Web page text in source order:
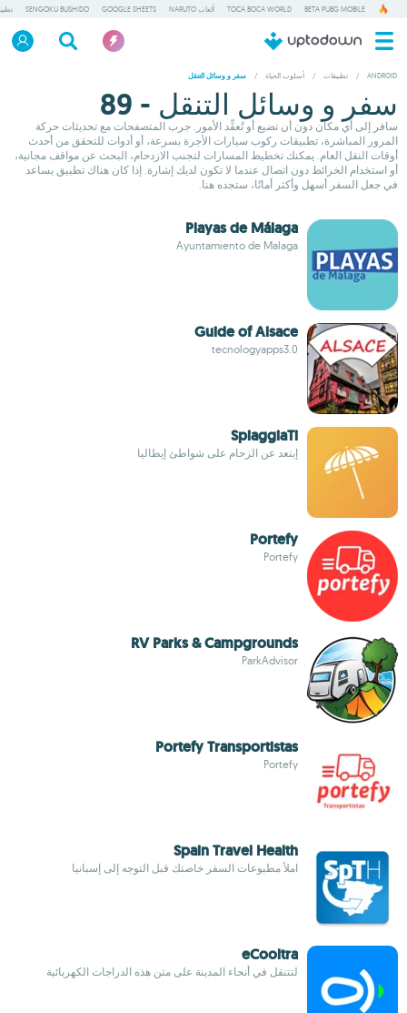
BETA PUBG MOBILE
TOCA BOCA WORLD ألعاب NARUTO GOOGLE SHEETS
SENGOKU BUSHIDO
ANDROID
/ تطبيقات / أسلوب الحياة / سفر و وسائل التنقل
سفر و وسائل التنقل - 89
سافر إلى أي مكان دون أن تضيع أو تُعقِّد الأمور. جرب المتصفحات مع تحديثات حركة
المرور المباشرة، تطبيقات ركوب سيارات الأجرة بسرعة، أو أدوات للتحقق من أحدث
أوقات النقل العام. يمكنك تخطيط المسارات لتجنب الازدحام، البحث عن مواقف مجانية،
أو استخدام الخرائط دون اتصال عندما لا تكون لديك إشارة. إذا كان هناك تطبيق يساعد
في جعل السفر أسهل وأكثر أمانًا، ستجده هنا.
Playas de Málaga
Ayuntamiento de Malaga
Guide of Alsace
tecnologyapps3.0
SpiaggiaTi
إبتعد عن الزحام على شواطئ إيطاليا
Portefy
Portefy
RV Parks & Campgrounds
ParkAdvisor
Portefy Transportistas
Portefy
Spain Travel Health
املأ مطبوعات السفر خاصتك قبل التوجه إلى إسبانيا
eCooltra
لتتنقل في أنحاء المدينة على متن هذه الدراجات الكهربائية